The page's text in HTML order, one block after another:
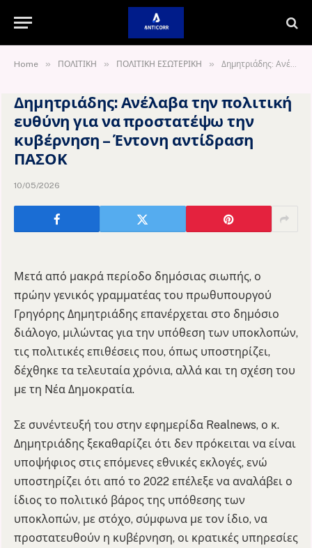
Home » ΠΟΛΙΤΙΚΗ » ΠΟΛΙΤΙΚΗ ΕΣΩΤΕΡΙΚΗ » Δημητριάδης: Ανέλαβα την πολιτική ευθύνη για να προστατέψω την κυβέρνηση – Έντονη αντίδραση ΠΑΣΟΚ
Δημητριάδης: Ανέλαβα την πολιτική
ευθύνη για να προστατέψω την
κυβέρνηση – Έντονη αντίδραση
ΠΑΣΟΚ
10/05/2026
Μετά από μακρά περίοδο δημόσιας σιωπής, ο
πρώην γενικός γραμματέας του πρωθυπουργού
Γρηγόρης Δημητριάδης επανέρχεται στο δημόσιο
διάλογο, μιλώντας για την υπόθεση των υποκλοπών,
τις πολιτικές επιθέσεις που, όπως υποστηρίζει,
δέχθηκε τα τελευταία χρόνια, αλλά και τη σχέση του
με τη Νέα Δημοκρατία.
Σε συνέντευξή του στην εφημερίδα Realnews, ο κ.
Δημητριάδης ξεκαθαρίζει ότι δεν πρόκειται να είναι
υποψήφιος στις επόμενες εθνικές εκλογές, ενώ
υποστηρίζει ότι από το 2022 επέλεξε να αναλάβει ο
ίδιος το πολιτικό βάρος της υπόθεσης των
υποκλοπών, με στόχο, σύμφωνα με τον ίδιο, να
προστατευθούν η κυβέρνηση, οι κρατικές υπηρεσίες